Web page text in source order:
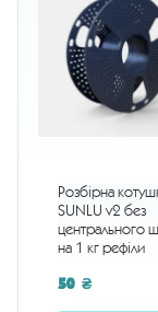
Розбірна
SUNLU v2 без
центрального
на 1 кг рефіли
50 ₴